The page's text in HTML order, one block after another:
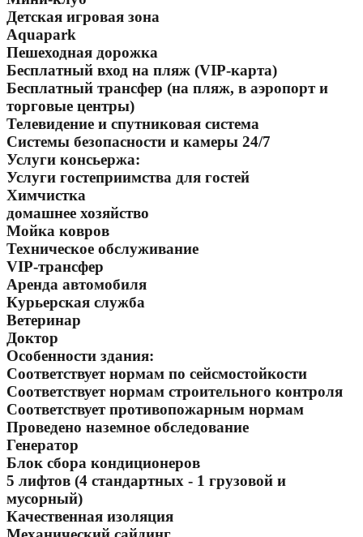
Детская игровая зона
Aquapark
Пешеходная дорожка
Бесплатный вход на пляж (VIP-карта)
Бесплатный трансфер (на пляж, в аэропорт и
торговые центры)
Телевидение и спутниковая система
Системы безопасности и камеры 24/7
Услуги консьержа:
Услуги гостеприимства для гостей
Химчистка
домашнее хозяйство
Мойка ковров
Техническое обслуживание
VIP-трансфер
Аренда автомобиля
Курьерская служба
Ветеринар
Доктор
Особенности здания:
Соответствует нормам по сейсмостойкости
Соответствует нормам строительного контроля
Соответствует противопожарным нормам
Проведено наземное обследование
Генератор
Блок сбора кондиционеров
5 лифтов (4 стандартных - 1 грузовой и
мусорный)
Качественная изоляция